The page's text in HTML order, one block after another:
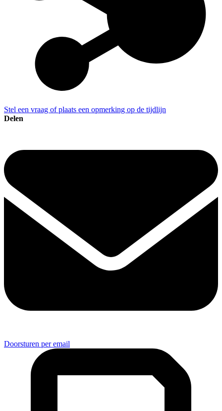
Stel een vraag of plaats een opmerking op de tijdlijn
Delen
Doorsturen per email